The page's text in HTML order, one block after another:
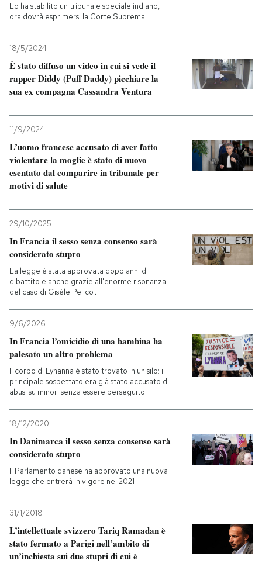
Lo ha stabilito un tribunale speciale indiano,
ora dovrà esprimersi la Corte Suprema
18/5/2024
È stato diffuso un video in cui si vede il
rapper Diddy (Puff Daddy) picchiare la
sua ex compagna Cassandra Ventura
11/9/2024
L’uomo francese accusato di aver fatto
violentare la moglie è stato di nuovo
esentato dal comparire in tribunale per
motivi di salute
29/10/2025
In Francia il sesso senza consenso sarà
considerato stupro
La legge è stata approvata dopo anni di
dibattito e anche grazie all'enorme risonanza
del caso di Gisèle Pelicot
9/6/2026
In Francia l’omicidio di una bambina ha
palesato un altro problema
Il corpo di Lyhanna è stato trovato in un silo: il
principale sospettato era già stato accusato di
abusi su minori senza essere perseguito
18/12/2020
In Danimarca il sesso senza consenso sarà
considerato stupro
Il Parlamento danese ha approvato una nuova
legge che entrerà in vigore nel 2021
31/1/2018
L’intellettuale svizzero Tariq Ramadan è
stato fermato a Parigi nell’ambito di
un’inchiesta sui due stupri di cui è